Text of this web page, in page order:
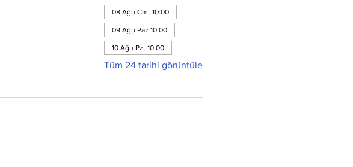
08 Ağu Cmt 10:00
09 Ağu Paz 10:00
10 Ağu Pzt 10:00
Tüm 24 tarihi görüntüle